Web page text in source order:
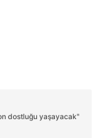
dostluğu yaşayacak"